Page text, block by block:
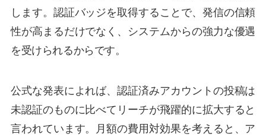
します。認証バッジを取得することで、発信の信頼
性が高まるだけでなく、システムからの強力な優遇
を受けられるからです。
公式な発表によれば、認証済みアカウントの投稿は
未認証のものに比べてリーチが飛躍的に拡大すると
言われています。月額の費用対効果を考えると、ア